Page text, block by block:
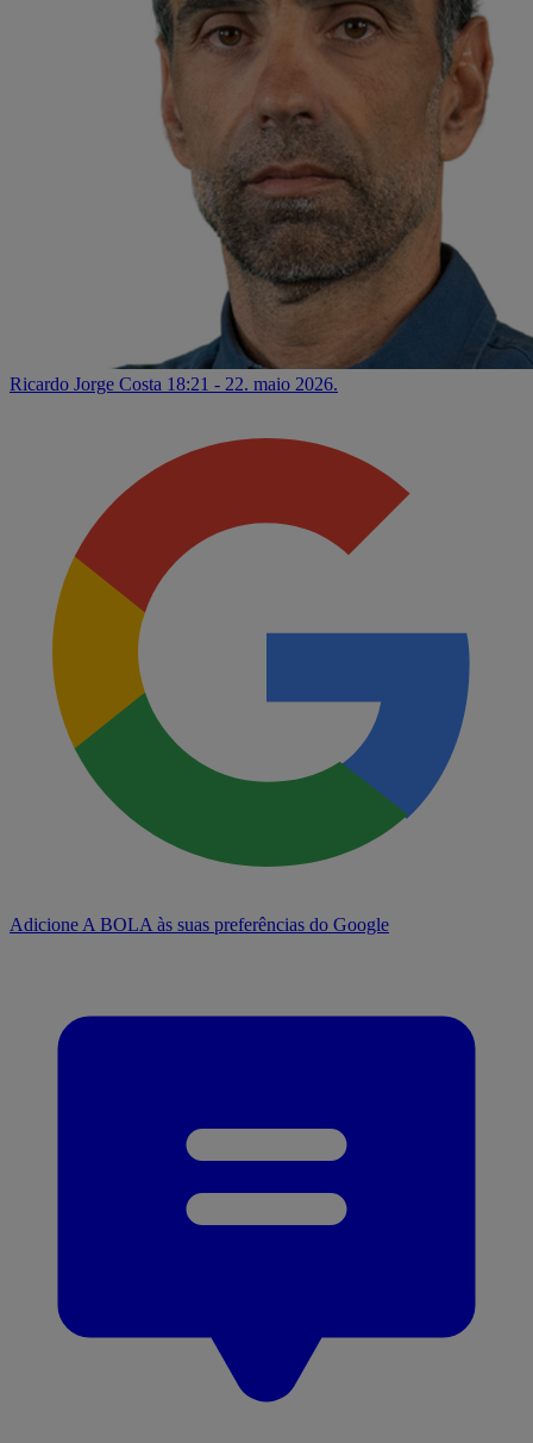
Ricardo Jorge Costa 18:21 - 22. maio 2026.
Adicione A BOLA às suas preferências do Google